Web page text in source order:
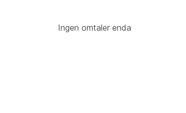
Lynsalg Tidsbegrenset kampanje
Mobilresponsiv
Planlegging Geo-målretting
Ingen omtaler enda